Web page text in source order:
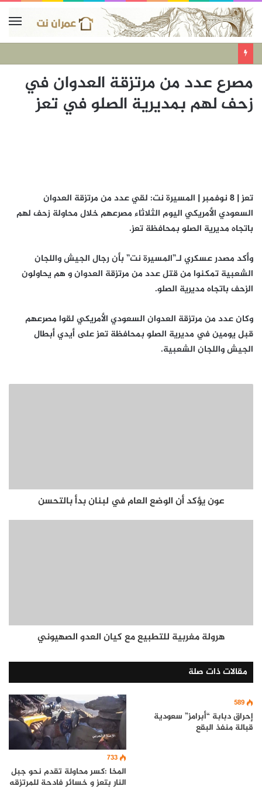
مصرع عدد من مرتزقة العدوان في
زحف لهم بمديرية الصلو في تعز
تعز | 8 نوفمبر | المسيرة نت: لقي عدد من مرتزقة العدوان
السعودي الأمريكي اليوم الثلاثاء مصرعهم خلال محاولة زحف لهم
باتجاه مديرية الصلو بمحافظة تعز.
وأكد مصدر عسكري لـ”المسيرة نت” بأن رجال الجيش واللجان
الشعبية تمكنوا من قتل عدد من مرتزقة العدوان و هم يحاولون
الزحف باتجاه مديرية الصلو.
وكان عدد من مرتزقة العدوان السعودي الأمريكي لقوا مصرعهم
قبل يومين في مديرية الصلو بمحافظة تعز على أيدي أبطال
الجيش واللجان الشعبية.
عون يؤكد أن الوضع العام في لبنان بدأ بالتحسن
هرولة مغربية للتطبيع مع كيان العدو الصهيوني
مقالات ذات صلة
589
إحراق دبابة “أبرامز” سعودية
قبالة منفذ البقع
733
المخا :كسر محاولة تقدم نحو جبل
النار بتعز و خسائر فادحة للمرتزقه